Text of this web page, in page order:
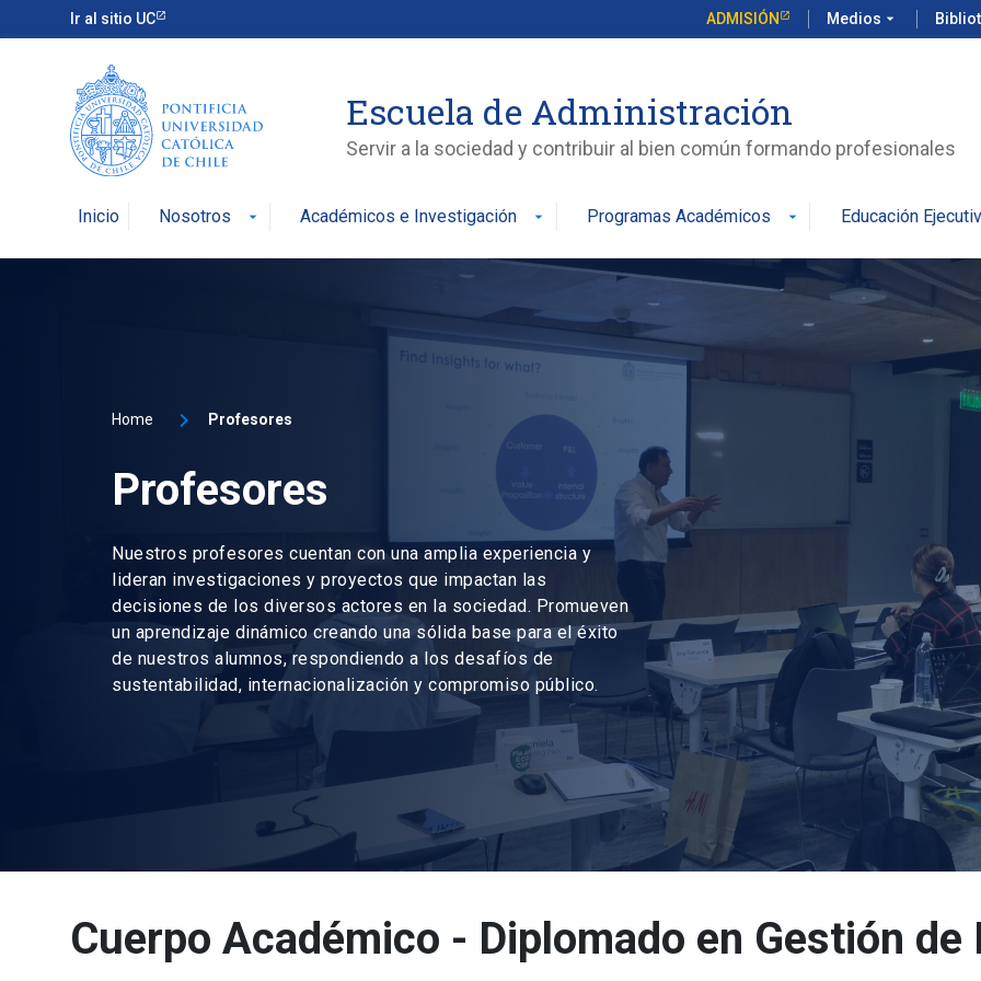
Ir al sitio UC ADMISIÓN Medios arrow_drop_down
Escuela de Administración
Servir a la sociedad y contribuir al bien común formando profesionales
Inicio Nosotros arrow_drop_down Académicos e Investigación arrow_drop_down Programas Académicos arrow_drop_down Educación
Home Profesores
Profesores
Nuestros profesores cuentan con una amplia experiencia y
lideran investigaciones y proyectos que impactan las
decisiones de los diversos actores en la sociedad. Promueven
un aprendizaje dinámico creando una sólida base para el éxito
de nuestros alumnos, respondiendo a los desafíos de
sustentabilidad, internacionalización y compromiso público.
Cuerpo Académico - Diplomado en Gestión de